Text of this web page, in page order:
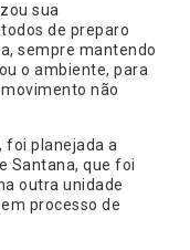
sua
de preparo
sempre mantendo
o ambiente, para
não
foi planejada a
Santana, que foi
outra unidade
processo de